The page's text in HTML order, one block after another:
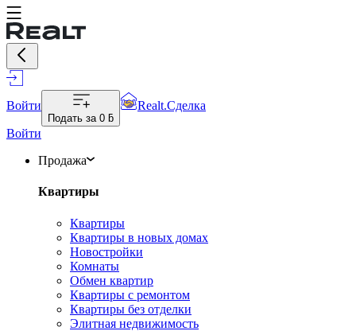
Войти
Подать за 0 ƃ
Realt.Сделка
Войти
Продажа
Квартиры
Квартиры
Квартиры в новых домах
Новостройки
Комнаты
Обмен квартир
Квартиры с ремонтом
Квартиры без отделки
Элитная недвижимость